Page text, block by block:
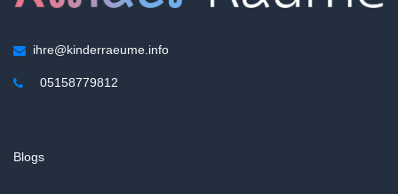
ihre@kinderraeume.info
05158779812
Blogs